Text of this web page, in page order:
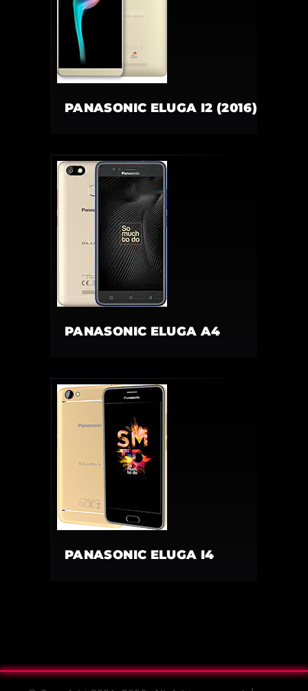
PANASONIC ELUGA I2 (2016)
PANASONIC ELUGA A4
PANASONIC ELUGA I4